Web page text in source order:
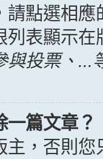
請點選相
列表顯示
與投票、...
一篇文章？
主，否則